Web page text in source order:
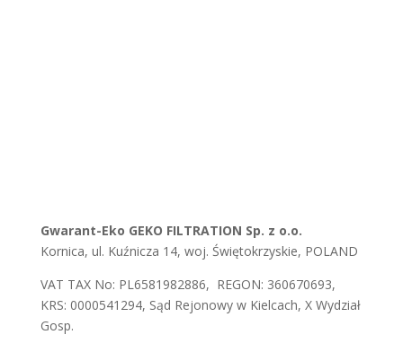
Gwarant-Eko GEKO FILTRATION Sp. z o.o.
Kornica, ul. Kuźnicza 14, woj. Świętokrzyskie, POLAND
VAT TAX No: PL6581982886, REGON: 360670693,
KRS: 0000541294, Sąd Rejonowy w Kielcach, X Wydział
Gosp.